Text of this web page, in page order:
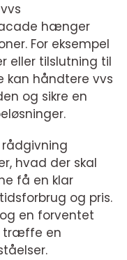
hænger
For eksempel
eller tilslutning til
kan håndtere vvs
og sikre en
hvad der skal
få en klar
og pris.
en forventet
træffe en